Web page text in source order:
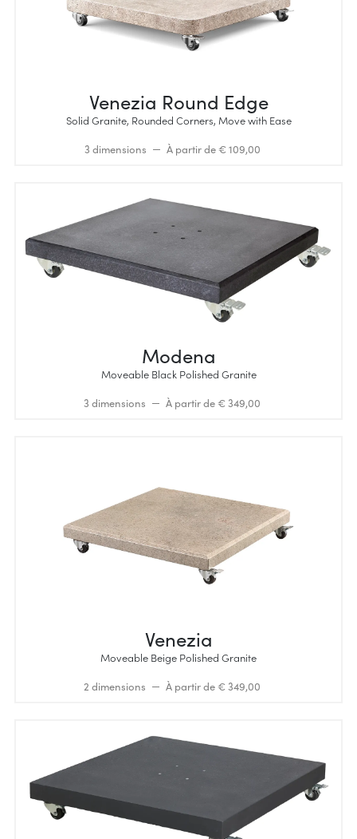
Venezia Round Edge
Solid Granite, Rounded Corners, Move with Ease
3 dimensions À partir de € 109,00
Modena
Moveable Black Polished Granite
3 dimensions À partir de € 349,00
Venezia
Moveable Beige Polished Granite
2 dimensions À partir de € 349,00